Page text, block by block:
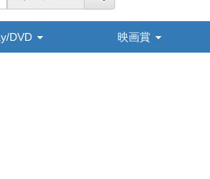
DVD 映画賞